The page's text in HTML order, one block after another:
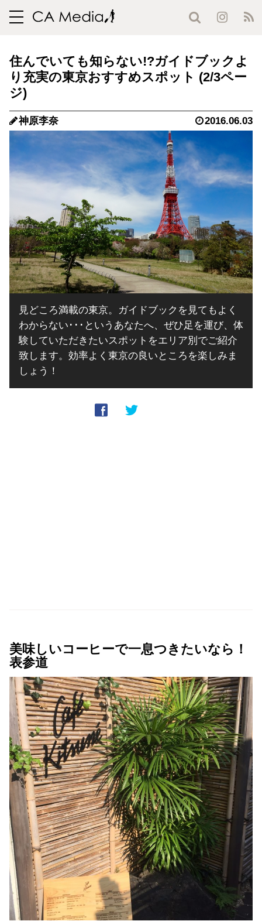
toggle
住んでいても知らない!?ガイドブックよ
り充実の東京おすすめスポット (2/3ペー
ジ)
神原李奈 2016.06.03
見どころ満載の東京。ガイドブックを見てもよく
わからない･･･というあなたへ、ぜひ足を運び、体
験していただきたいスポットをエリア別でご紹介
致します。効率よく東京の良いところを楽しみま
しょう！
美味しいコーヒーで一息つきたいなら！
表参道